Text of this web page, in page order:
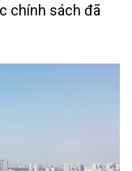
chính sách đã